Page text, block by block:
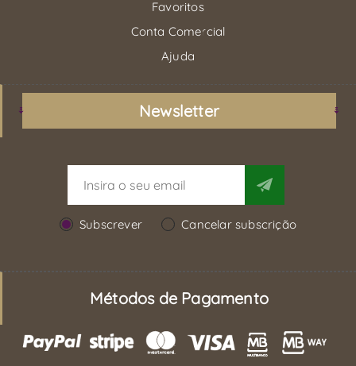
Favoritos
Conta Comercial
Ajuda
Newsletter
Subscrever Cancelar subscrição
Métodos de Pagamento